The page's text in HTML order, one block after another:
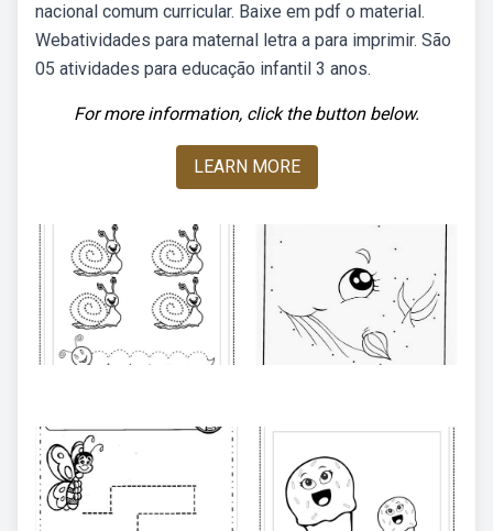
nacional comum curricular. Baixe em pdf o material.
Webatividades para maternal letra a para imprimir. São
05 atividades para educação infantil 3 anos.
For more information, click the button below.
LEARN MORE